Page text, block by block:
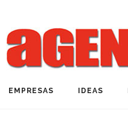
EMPRESAS IDEAS